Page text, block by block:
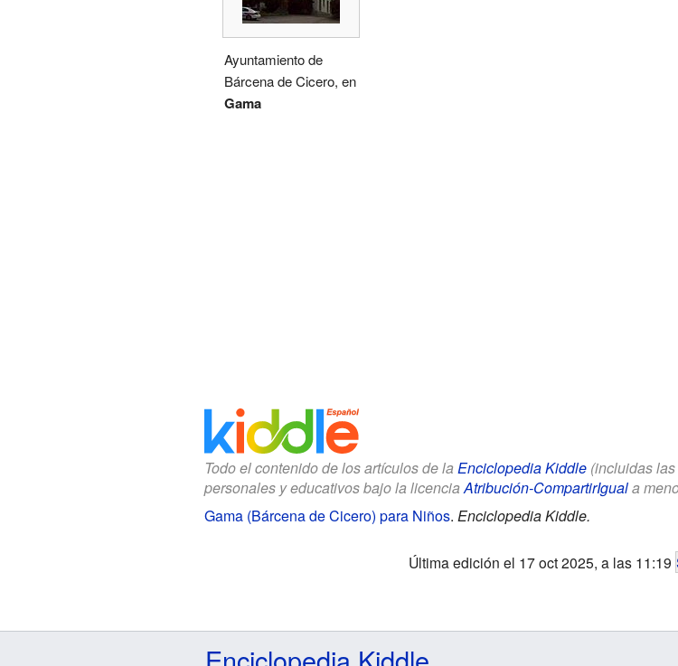
Ayuntamiento de
Bárcena de Cicero, en
Gama
Todo el contenido de los artículos de la Enciclopedia Kiddle(incluidas las
personales y educativos bajo la licencia Atribución-CompartirIguala
Gama (Bárcena de Cicero) para Niños. Enciclopedia Kiddle.
Última edición el 17 oct 2025, a las 11:19